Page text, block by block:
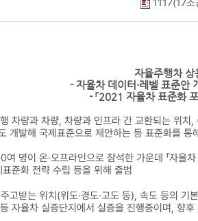
1117(17조
자율주행차
- 자율차 데이터·레벨 표준안
- 「2021 자율차 표준화
차량과 차량, 차량과 인프라 간 교환되는 위
개발해 국제표준으로 제안하는 등 표준화를
명이 온·오프라인으로 참석한 가운데 「자율
준화 전략 수립 등을 위해 출범
받는 위치(위도·경도·고도 등), 속도 등의
자율차 실증단지에서 실증을 진행중이며, 향